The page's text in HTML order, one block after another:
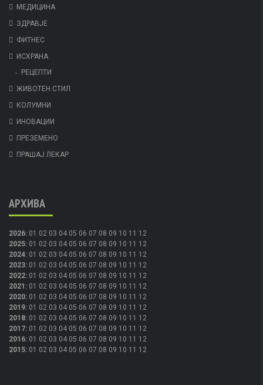
МЕДИЦИНА
ЗДРАВЈЕ
ФИТНЕС
ИСХРАНА
РЕЦЕПТИ
ЖИВОТЕН СТИЛ
КОЛУМНИ
ИНОВАЦИИ
ПРЕЗЕМЕНО
ПРАШАЈ ЛЕКАР
АРХИВА
2026: 01 02 03 04 05 06 07 08 09 10 11 12
2025: 01 02 03 04 05 06 07 08 09 10 11 12
2024: 01 02 03 04 05 06 07 08 09 10 11 12
2023: 01 02 03 04 05 06 07 08 09 10 11 12
2022: 01 02 03 04 05 06 07 08 09 10 11 12
2021 : 01 02 03 04 05 06 07 08 09 10 11 12
2020: 01 02 03 04 05 06 07 08 09 10 11 12
2019: 01 02 03 04 05 06 07 08 09 10 11 12
2018: 01 02 03 04 05 06 07 08 09 10 11 12
2017: 01 02 03 04 05 06 07 08 09 10 11 12
2016: 01 02 03 04 05 06 07 08 09 10 11 12
2015: 01 02 03 04 05 06 07 08 09 10 11 12